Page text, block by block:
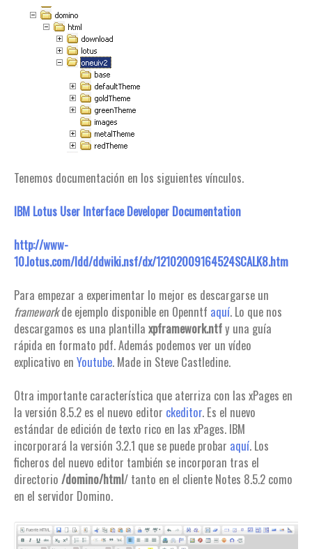
Tenemos documentación en los siguientes vínculos.
IBM Lotus User Interface Developer Documentation
http://www-
10.lotus.com/ldd/ddwiki.nsf/dx/12102009164524SCALK8.htm
Para empezar a experimentar lo mejor es descargarse un
frameworkde ejemplo disponible en Openntf aquí. Lo que nos
descargamos es una plantilla xpframework.ntfy una guía
rápida en formato pdf. Además podemos ver un vídeo
explicativo en Youtube. Made in Steve Castledine.
Otra importante característica que aterriza con las xPages en
la versión 8.5.2 es el nuevo editor ckeditor. Es el nuevo
estándar de edición de texto rico en las xPages. IBM
incorporará la versión 3.2.1 que se puede probar aquí. Los
ficheros del nuevo editor también se incorporan tras el
directorio /domino/html/ tanto en el cliente Notes 8.5.2 como
en el servidor Domino.